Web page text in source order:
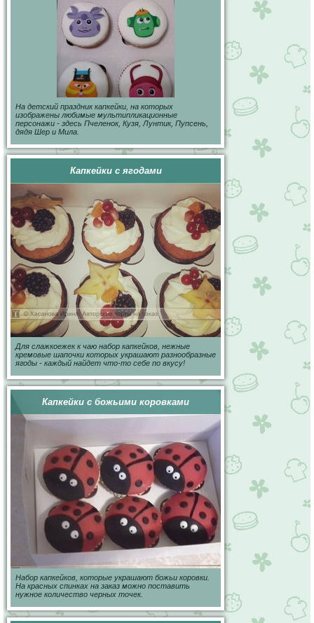
На детский праздник капкейки, на которых
изображены любимые мультипликационные
персонажи - здесь Пчеленок, Кузя, Лунтик, Пупсень,
дядя Шер и Мила.
Капкейки с ягодами
Для слажкоежек к чаю набор капкейков, нежные
кремовые шапочки которых украшают разнообразные
ягоды - каждый найдет что-то себе по вкусу!
Капкейки с божьими коровками
Набор капкейков, которые украшают божьи коровки.
На красных спинках на заказ можно поставить
нужное количество черных точек.